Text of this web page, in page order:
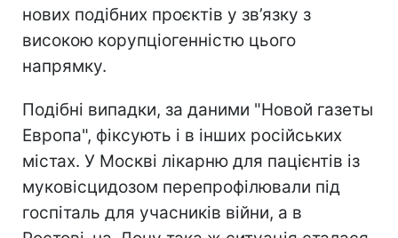
нових подібних проєктів у зв’язку з
високою корупціогенністю цього
напрямку.
Подібні випадки, за даними "Новой газеты
Европа", фіксують і в інших російських
містах. У Москві лікарню для пацієнтів із
муковісцидозом перепрофілювали під
госпіталь для учасників війни, а в